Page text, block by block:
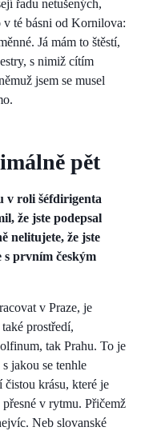
řadu netušených,
té básni od Kornilova:
Já mám to štěstí,
s nimiž cítím
jsem se musel
pět
v roli šéfdirigenta
že jste podepsal
nelitujete, že jste
s prvním českým
v Praze, je
prostředí,
tak Prahu. To je
jakou se tenhle
čistou krásu, které je
v rytmu. Přičemž
Neb slovanské